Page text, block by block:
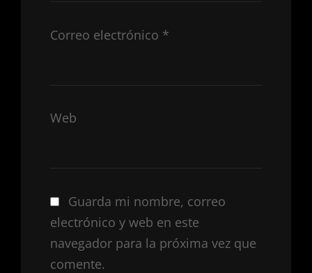
Correo electrónico *
Web
Guarda mi nombre, correo
electrónico y web en este
navegador para la próxima vez que
comente.